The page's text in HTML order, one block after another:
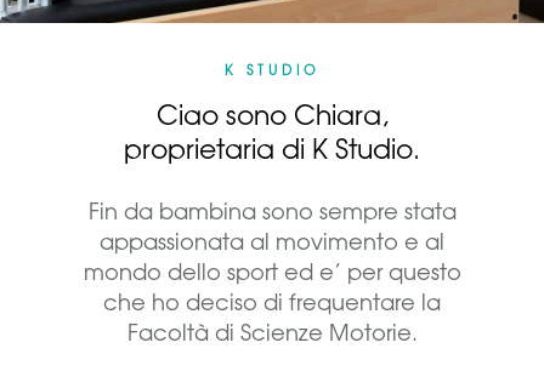
K STUDIO
Ciao sono Chiara,
proprietaria di K Studio.
Fin da bambina sono sempre stata
appassionata al movimento e al
mondo dello sport ed e’ per questo
che ho deciso di frequentare la
Facoltà di Scienze Motorie.